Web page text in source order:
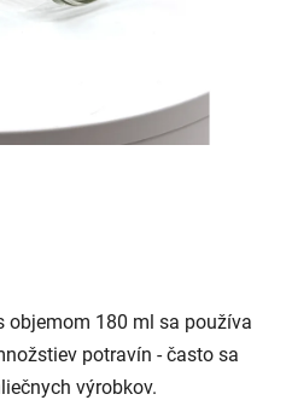
objemom 180 ml sa používa
potravín - často sa
výrobkov.